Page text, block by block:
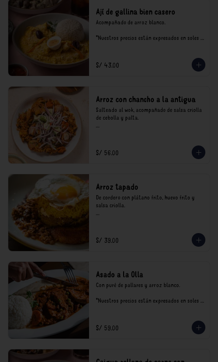
Ají de gallina bien casero
Acompañado de arroz blanco.
*Nuestros precios están expresados en soles e
S/ 43.00
Arroz con chancho a la antigua
Salteado al wok, acompañado de salsa criolla
de cebolla y palta.
consumo.
S/ 56.00
Arroz tapado
De cordero con plátano frito, huevo frito y
salsa criolla.
consumo.
S/ 39.00
Asado a la Olla
Con puré de pallares y arroz blanco.
*Nuestros precios están expresados en soles e
S/ 59.00